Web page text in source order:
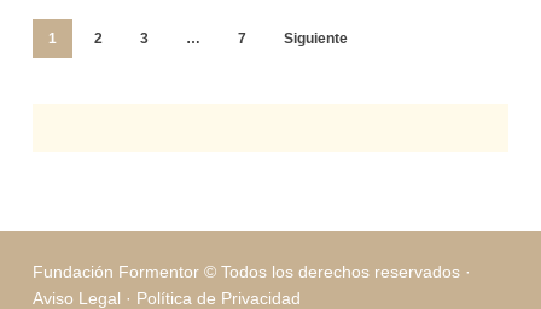
1 2 3 … 7 Siguiente
Fundación Formentor © Todos los derechos reservados ·
Aviso Legal · Política de Privacidad